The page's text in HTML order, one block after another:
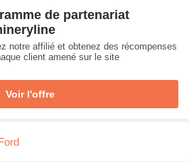
de partenariat
notre affilié et obtenez des récompenses
client amené sur le site
Voir l'offre